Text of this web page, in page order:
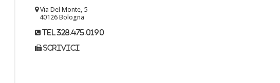
Via Del Monte, 5
40126 Bologna
tel 328.475.0190
scrivici